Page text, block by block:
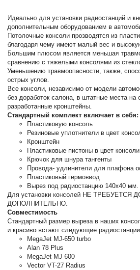
Идеально для установки радиостанций и
дополнительным оборудованием в
Потолочные консоли прозводятся из
благодаря чему имеют малый вес и
Большим плюсом является меньшая
сравнению с тяжелыми консолями из
Уменьшению травмоопасности, также,
острых углов.
Все консоли, независимо от модели
без доработок салона, в штатные места на
разработанные кронштейны.
Стандартный комплект включает в себя:
Пластиковую консоль
Резиновые уплотнители в цвет
Кронштейн
Пластиковые пистоны в цвет консоли
Крючок для шнура тангенты
Провода- удлинители для плафона
Пластиковый гермоввод
Вырез под радиостанцию 140х40 мм.
Для установки консолей НЕ ТРЕБУЕТСЯ
ДОПОЛНИТЕЛЬНО.
Совместимость
Стандартный размер выреза в наших
и красиво встают следующие
MegaJet MJ-650 turbo
Alan 78 Plus
MegaJet MJ-600
Vector VT-27 Radius